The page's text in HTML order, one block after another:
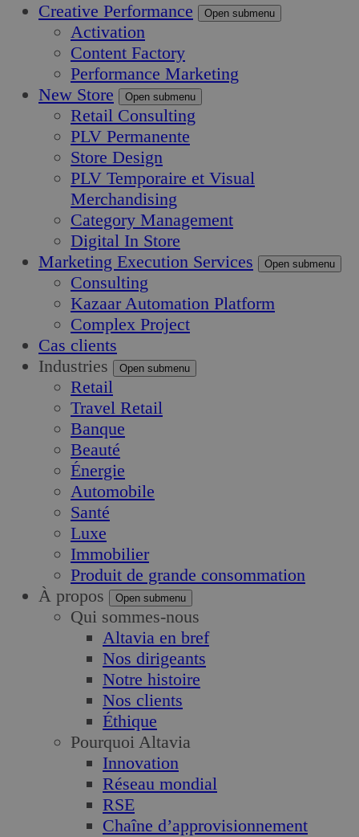
Creative Performance
Open submenu
Activation
Content Factory
Performance Marketing
New Store
Open submenu
Retail Consulting
PLV Permanente
Store Design
PLV Temporaire et Visual
Merchandising
Category Management
Digital In Store
Marketing Execution Services
Open submenu
Consulting
Kazaar Automation Platform
Complex Project
Cas clients
Industries
Open submenu
Retail
Travel Retail
Banque
Beauté
Énergie
Automobile
Santé
Luxe
Immobilier
Produit de grande consommation
À propos
Open submenu
Qui sommes-nous
Altavia en bref
Nos dirigeants
Notre histoire
Nos clients
Éthique
Pourquoi Altavia
Innovation
Réseau mondial
RSE
Chaîne d’approvisionnement